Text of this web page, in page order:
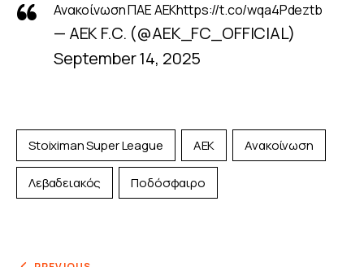
Ανακοίνωση ΠΑΕ ΑΕΚhttps://t.co/wqa4Pdeztb
— AEK F.C. (@AEK_FC_OFFICIAL)
September 14, 2025
Stoiximan Super League ΑΕΚ Ανακοίνωση
Λεβαδειακός Ποδόσφαιρο